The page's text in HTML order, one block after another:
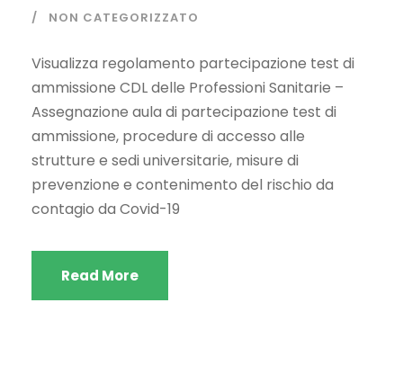
NON CATEGORIZZATO
Visualizza regolamento partecipazione test di
ammissione CDL delle Professioni Sanitarie –
Assegnazione aula di partecipazione test di
ammissione, procedure di accesso alle
strutture e sedi universitarie, misure di
prevenzione e contenimento del rischio da
contagio da Covid-19
Read More